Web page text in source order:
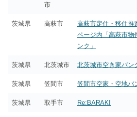
市
茨城県 高萩市
高萩市定住・移住推
ページ内「高萩市物
ンク」
茨城県 北茨城市 北茨城市空き家バン
茨城県 笠間市 笠間市空家・空地バ
茨城県 取手市 Re:BARAKI